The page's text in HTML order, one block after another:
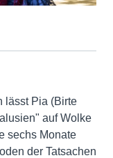
lässt Pia (Birte
auf Wolke
sechs Monate
der Tatsachen